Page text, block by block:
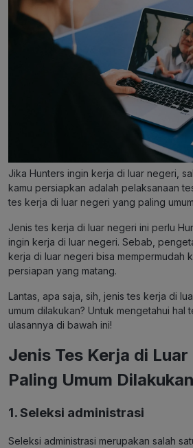
Jika Hunters ingin kerja di luar negeri,
kamu persiapkan adalah pelaksanaan
tes kerja di luar negeri yang paling
Jenis tes kerja di luar negeri ini perlu
ingin kerja di luar negeri. Sebab,
kerja di luar negeri bisa mempermudah
persiapan yang matang.
Lantas, apa saja, sih, jenis tes kerja di
umum dilakukan? Untuk mengetahui hal
ulasannya di bawah ini!
Jenis Tes Kerja di
Paling Umum Dilakukan
1. Seleksi administrasi
Seleksi administrasi merupakan salah